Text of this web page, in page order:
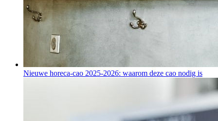
Nieuwe horeca-cao 2025-2026: waarom deze cao nodig is